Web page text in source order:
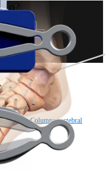
educativas
en Arthrex?
y
Columna vertebral